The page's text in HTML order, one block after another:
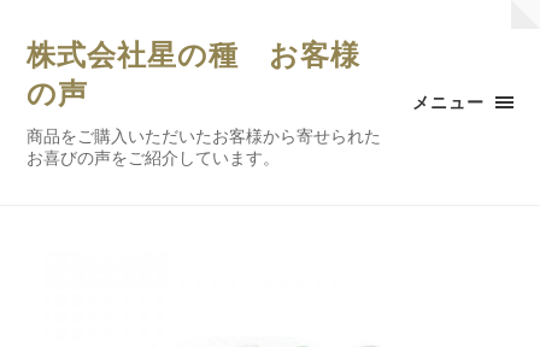
メニュー
株式会社星の種 お客様
の声
商品をご購入いただいたお客様から寄せられた
お喜びの声をご紹介しています。